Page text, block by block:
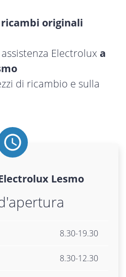
ricambi originali
Electroluxa
di ricambio e sulla
Lesmo
8.30-19.30
8.30-12.30